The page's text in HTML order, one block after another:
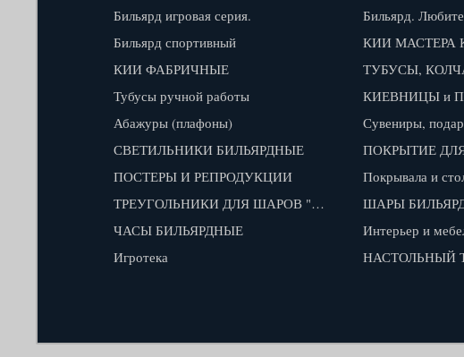
Бильярд игровая серия.
Бильярд.
Бильярд спортивный
КИИ МАСТЕРА
КИИ ФАБРИЧНЫЕ
ТУБУСЫ,
Тубусы ручной работы
КИЕВНИЦЫ и
Абажуры (плафоны)
Сувениры,
СВЕТИЛЬНИКИ БИЛЬЯРДНЫЕ
ПОКРЫТИЕ
ПОСТЕРЫ И РЕПРОДУКЦИИ
ТРЕУГОЛЬНИКИ ДЛЯ ШАРОВ "КАЮКОВ"
ШАРЫ
ЧАСЫ БИЛЬЯРДНЫЕ
Интерьер и
Игротека
НАСТОЛЬНЫЙ